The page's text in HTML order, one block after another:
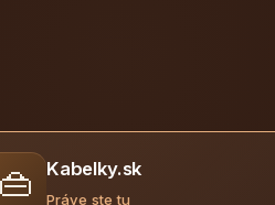
👜 Kabelky.sk
Práve ste tu